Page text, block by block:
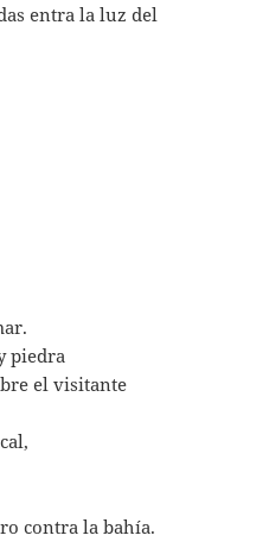
entra la luz del
piedra
el visitante
contra la bahía.